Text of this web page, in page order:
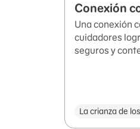
Conexión
Una conexión
cuidadores
seguros y
La crianza de